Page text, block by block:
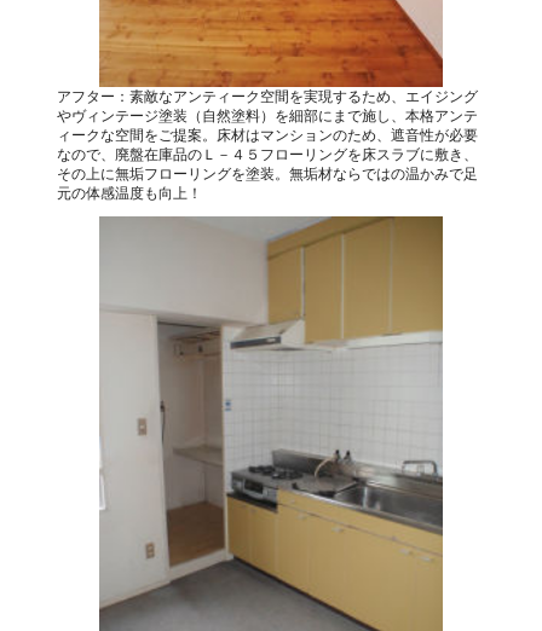
アフター：素敵なアンティーク空間を実現するため、エイジング
やヴィンテージ塗装（自然塗料）を細部にまで施し、本格アンテ
ィークな空間をご提案。床材はマンションのため、遮音性が必要
なので、廃盤在庫品のＬ－４５フローリングを床スラブに敷き、
その上に無垢フローリングを塗装。無垢材ならではの温かみで足
元の体感温度も向上！